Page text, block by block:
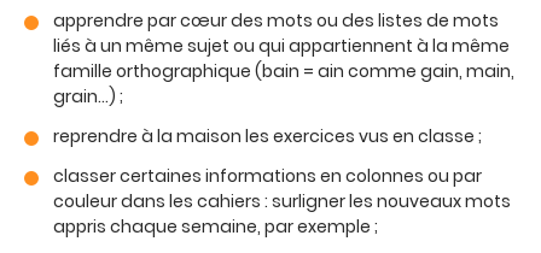
apprendre par cœur des mots ou des listes de mots
liés à un même sujet ou qui appartiennent à la même
famille orthographique (bain = ain comme gain, main,
grain…) ;
reprendre à la maison les exercices vus en classe ;
classer certaines informations en colonnes ou par
couleur dans les cahiers : surligner les nouveaux mots
appris chaque semaine, par exemple ;